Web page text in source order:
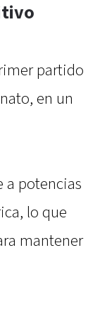
partido
en un
a potencias
lo que
mantener